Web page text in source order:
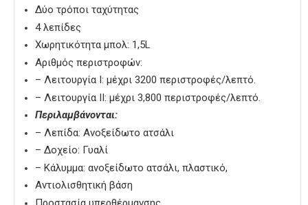
Δύο τρόποι ταχύτητας
4 λεπίδες
Χωρητικότητα μπολ: 1,5L
Αριθμός περιστροφών:
– Λειτουργία I: μέχρι 3200 περιστροφές/λεπτό.
– Λειτουργία II: μέχρι 3,800 περιστροφές/λεπτό.
Περιλαμβάνονται:
– Λεπίδα: Ανοξείδωτο ατσάλι
– Δοχείο: Γυαλί
– Κάλυμμα: ανοξείδωτο ατσάλι, πλαστικό,
Αντιολισθητική βάση